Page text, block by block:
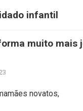
infantil
muito mais
novatos,